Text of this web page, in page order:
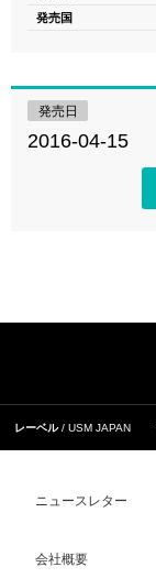
発売国
発売日
2016-04-15
レーベル USM JAPAN
ニュースレター
会社概要